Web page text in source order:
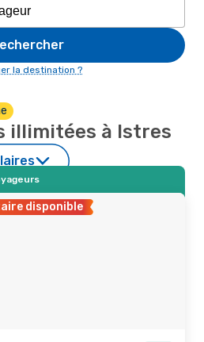
la destination ?
illimitées à Istres
disponible